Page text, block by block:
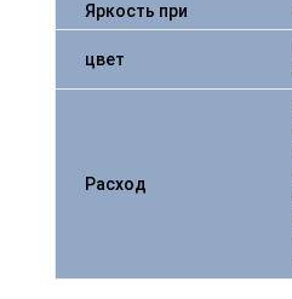
Яркость при
цвет
Расход